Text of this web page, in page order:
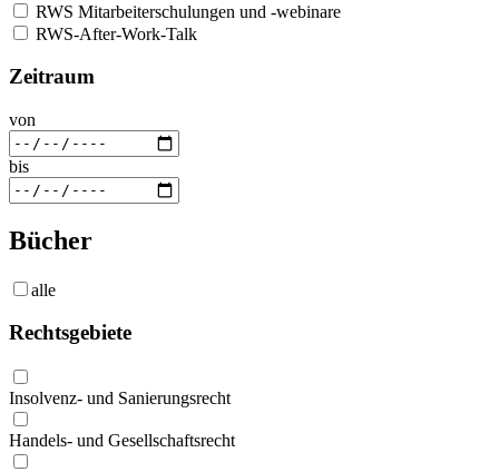
RWS Mitarbeiterschulungen und -webinare
RWS-After-Work-Talk
Zeitraum
von
bis
Bücher
alle
Rechtsgebiete
Insolvenz- und Sanierungsrecht
Handels- und Gesellschaftsrecht